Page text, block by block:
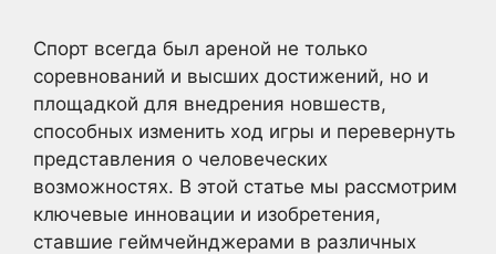
Спорт всегда был ареной не только
соревнований и высших достижений, но и
площадкой для внедрения новшеств,
способных изменить ход игры и перевернуть
представления о человеческих
возможностях. В этой статье мы рассмотрим
ключевые инновации и изобретения,
ставшие геймчейнджерами в различных